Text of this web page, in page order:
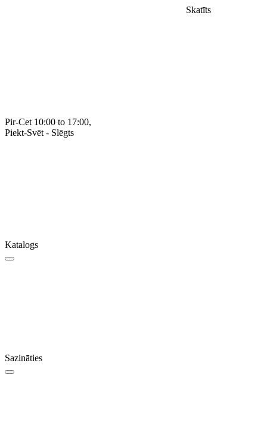
Skatīts
Pir-Cet 10:00 to 17:00,
Piekt-Svēt - Slēgts
Katalogs
Sazināties